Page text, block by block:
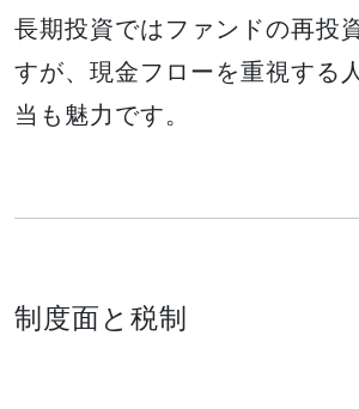
長期投資ではファンドの再投
すが、現金フローを重視する
当も魅力です。
制度面と税制